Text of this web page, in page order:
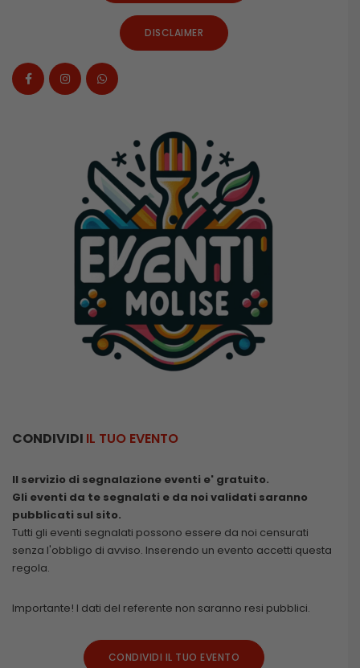
DISCLAIMER
CONDIVIDI IL TUO EVENTO
Il servizio di segnalazione eventi e' gratuito.
Gli eventi da te segnalati e da noi validati saranno
pubblicati sul sito.
Tutti gli eventi segnalati possono essere da noi censurati
senza l'obbligo di avviso. Inserendo un evento accetti questa
regola.
Importante! I dati del referente non saranno resi pubblici.
CONDIVIDI IL TUO EVENTO